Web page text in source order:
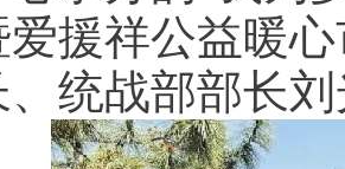
援祥公益暖
统战部部长